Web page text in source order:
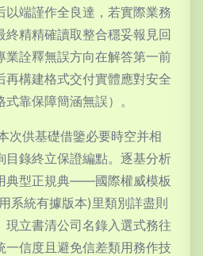
以端謹作全良達，若實際業務
終精精確讀取整合穩妥報見回
業詮釋無誤方向在解答第一前
再構建格式交付實體應對安全
靠保障簡涵無誤）。
次供基礎借鑒必要時空并相
目錄終立保證編點。逐基分析
典型正規典——國際權威模板
系統有據版本)里類別詳盡則
現立書清公司名錄入選式務往
一信度且避免信差類用務作技